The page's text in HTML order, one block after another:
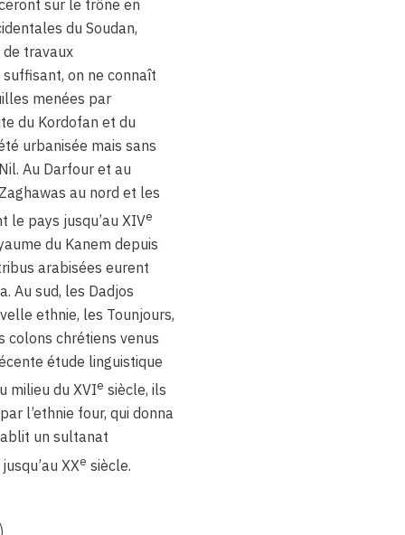
sur le trône en
du Soudan,
travaux
on ne connaît
menées par
du Kordofan et du
urbanisée mais sans
Au Darfour et au
au nord et les
le pays jusqu’au XIVe
du Kanem depuis
arabisées eurent
Au sud, les Dadjos
ethnie, les Tounjours,
colons chrétiens venus
étude linguistique
milieu du XVIe siècle, ils
l’ethnie four, qui donna
un sultanat
XXe siècle.